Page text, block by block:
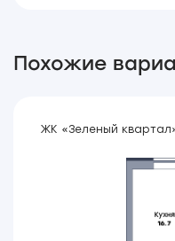
Похожие
ЖК «Зеленый